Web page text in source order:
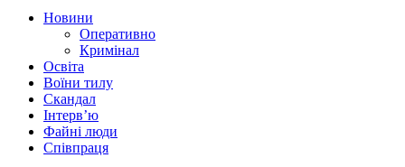
Новини
Оперативно
Кримінал
Освіта
Воїни тилу
Скандал
Інтерв’ю
Файні люди
Співпраця